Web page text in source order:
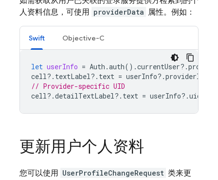
人资料信息，可使用 providerData 属性。例如：
Swift Objective-C
let userInfo = Auth .auth().currentUser?.
cell?. textLabel?. text = userInfo?.providerID
// Provider-specific UID
cell?.detailTextLabel?. text = userInfo?.uid
更新用户个人资料
您可以使用 UserProfileChangeRequest 类来更